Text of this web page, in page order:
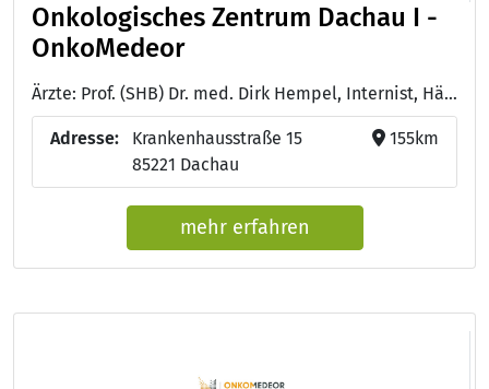
Onkologisches Zentrum Dachau I -
OnkoMedeor
Ärzte: Prof. (SHB) Dr. med. Dirk Hempel, Internist, Hämatologe, Onkologe, Palliativmediziner - Dr. med. Susanne Fritsch, Fachärztin für Innere Medizin, Hämatologie und Onkologie - Dott. Filippo Rizzo, Facharzt für Innere Medizin, Hämatologie und Onkologie - Dr. med. Daphne Doedens, Fachärztin für Innere Medizin, Hämatologie und Onkologie
Adresse:
Krankenhausstraße 15
85221 Dachau
155km
mehr erfahren